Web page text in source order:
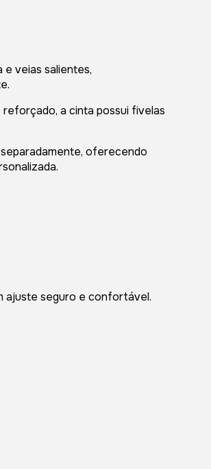
e veias salientes,
a cinta possui fivelas
oferecendo
ajuste seguro e confortável.